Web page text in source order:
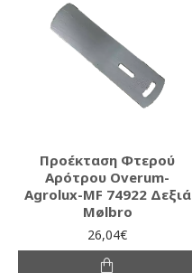
Προέκταση Φτερού
Αρότρου Overum-
Agrolux-MF 74922 Δεξιά
Mølbro
26,04€